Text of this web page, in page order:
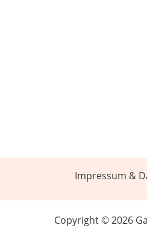
Impressum &
Copyright © 2026